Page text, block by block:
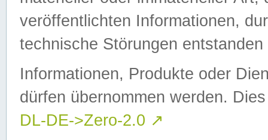
veröffentlichten Informationen,
technische Störungen
Informationen, Produkte oder
dürfen übernommen werden.
DL-DE->Zero-2.0 ↗